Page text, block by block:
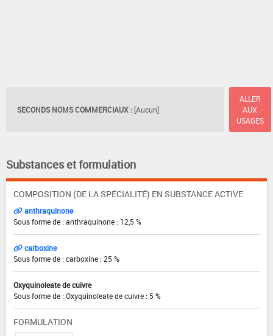
SECONDS NOMS COMMERCIAUX : [Aucun]
ALLER
AUX
USAGES
Substances et formulation
COMPOSITION (DE LA SPÉCIALITÉ) EN SUBSTANCE ACTIVE
anthraquinone
Sous forme de : anthraquinone : 12,5 %
carboxine
Sous forme de : carboxine : 25 %
Oxyquinoleate de cuivre
Sous forme de : Oxyquinoleate de cuivre : 5 %
FORMULATION